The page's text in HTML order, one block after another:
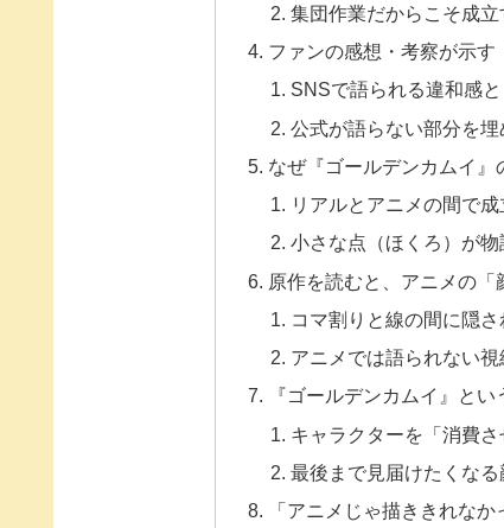
集団作業だからこそ成
ファンの感想・考察が示
SNSで語られる違和感
公式が語らない部分を
なぜ『ゴールデンカムイ
リアルとアニメの間で
小さな点（ほくろ）が
原作を読むと、アニメの
コマ割りと線の間に隠
アニメでは語られない
『ゴールデンカムイ』と
キャラクターを「消費
最後まで見届けたくな
「アニメじゃ描ききれなか